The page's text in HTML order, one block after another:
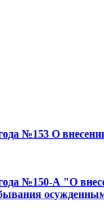
№153 О
№150-А "О